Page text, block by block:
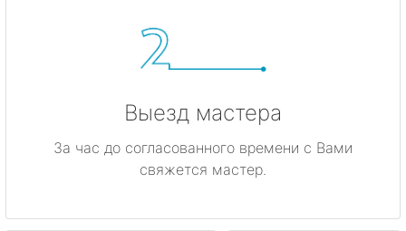
Выезд мастера
За час до согласованного времени с Вами
свяжется мастер.